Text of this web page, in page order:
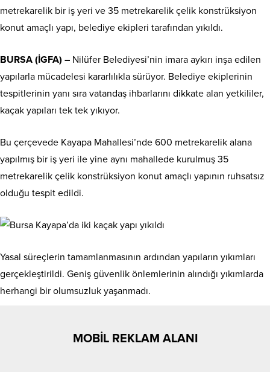
metrekarelik bir iş yeri ve 35 metrekarelik çelik konstrüksiyon
konut amaçlı yapı, belediye ekipleri tarafından yıkıldı.
BURSA (İGFA) – Nilüfer Belediyesi’nin imara aykırı inşa edilen
yapılarla mücadelesi kararlılıkla sürüyor. Belediye ekiplerinin
tespitlerinin yanı sıra vatandaş ihbarlarını dikkate alan yetkililer,
kaçak yapıları tek tek yıkıyor.
Bu çerçevede Kayapa Mahallesi’nde 600 metrekarelik alana
yapılmış bir iş yeri ile yine aynı mahallede kurulmuş 35
metrekarelik çelik konstrüksiyon konut amaçlı yapının ruhsatsız
olduğu tespit edildi.
Yasal süreçlerin tamamlanmasının ardından yapıların yıkımları
gerçekleştirildi. Geniş güvenlik önlemlerinin alındığı yıkımlarda
herhangi bir olumsuzluk yaşanmadı.
MOBİL REKLAM ALANI